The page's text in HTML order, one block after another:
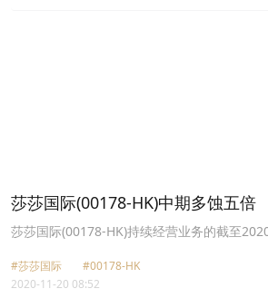
莎莎国际(00178-HK)中期多蚀五倍
莎莎国际(00178-HK)持续经营业务的截至
2019年同期则盈转亏蚀3,653万元，绩差乃受
为香港零售业普及之象。
#莎莎国际
#00178-HK
2020-11-20 08:52